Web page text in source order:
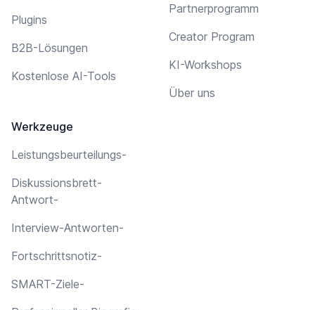
Plugins
B2B-Lösungen
Kostenlose AI-Tools
Werkzeuge
Leistungsbeurteilungs-
Diskussionsbrett-
Antwort-
Interview-Antworten-
Fortschrittsnotiz-
SMART-Ziele-
Partnerprogramm
Creator Program
KI-Workshops
Über uns